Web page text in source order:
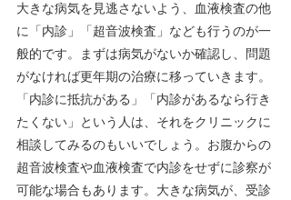
大きな病気を見逃さないよう、血液検査の他
に「内診」「超音波検査」なども行うのが一
般的です。まずは病気がないか確認し、問題
がなければ更年期の治療に移っていきます。
「内診に抵抗がある」「内診があるなら行き
たくない」という人は、それをクリニックに
相談してみるのもいいでしょう。お腹からの
超音波検査や血液検査で内診をせずに診察が
可能な場合もあります。大きな病気が、受診